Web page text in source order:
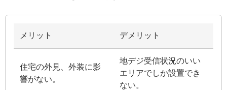
メリット デメリット
住宅の外見、外装に影
響がない。
地デジ受信状況のいい
エリアでしか設置でき
ない。